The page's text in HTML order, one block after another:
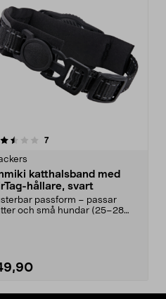
7recensioner
katthalsband med
hållare, svart
passform – passar
och små hundar (25–28
4.5 av 5 stjärnor